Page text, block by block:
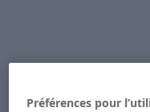
Préférences pour